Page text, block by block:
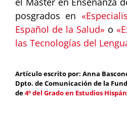
posgrados en
Español de la Salud» o
las Tecnologías del
Artículo escrito por: Anna
Dpto. de Comunicación de la
de4º del Grado en Estudios